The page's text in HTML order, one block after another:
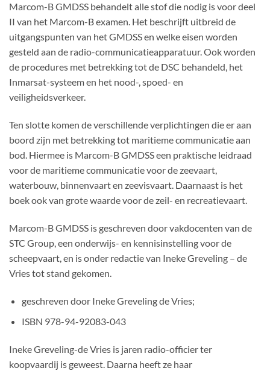
Marcom-B GMDSS behandelt alle stof die nodig is voor deel
II van het Marcom-B examen. Het beschrijft uitbreid de
uitgangspunten van het GMDSS en welke eisen worden
gesteld aan de radio-communicatieapparatuur. Ook worden
de procedures met betrekking tot de DSC behandeld, het
Inmarsat-systeem en het nood-, spoed- en
veiligheidsverkeer.
Ten slotte komen de verschillende verplichtingen die er aan
boord zijn met betrekking tot maritieme communicatie aan
bod. Hiermee is Marcom-B GMDSS een praktische leidraad
voor de maritieme communicatie voor de zeevaart,
waterbouw, binnenvaart en zeevisvaart. Daarnaast is het
boek ook van grote waarde voor de zeil- en recreatievaart.
Marcom-B GMDSS is geschreven door vakdocenten van de
STC Group, een onderwijs- en kennisinstelling voor de
scheepvaart, en is onder redactie van Ineke Greveling – de
Vries tot stand gekomen.
geschreven door Ineke Greveling de Vries;
ISBN 978-94-92083-043
Ineke Greveling-de Vries is jaren radio-officier ter
koopvaardij is geweest. Daarna heeft ze haar